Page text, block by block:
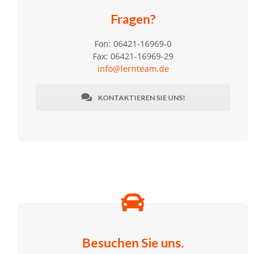
Fragen?
Fon: 06421-16969-0
Fax: 06421-16969-29
info@lernteam.de
KONTAKTIEREN SIE UNS!
Besuchen Sie uns.